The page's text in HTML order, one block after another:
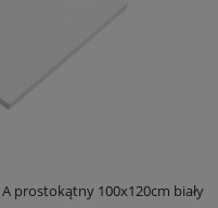
prostokątny 100x120cm biały